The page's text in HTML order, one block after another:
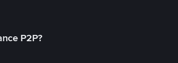
P2P?